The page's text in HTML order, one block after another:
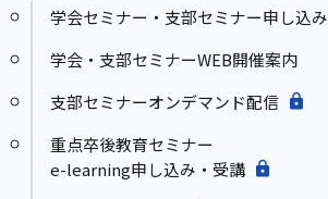
学会セミナー・支部セミナー申し込み
学会・支部セミナーWEB開催案内
支部セミナーオンデマンド配信
重点卒後教育セミナー
e-learning申し込み・受講